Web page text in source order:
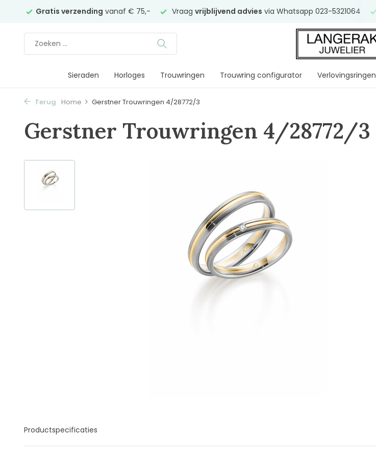
Gratis verzending vanaf € 75,- Vraag vrijblijvend advies via Whatsapp 023-5321064
Sieraden Horloges Trouwringen Trouwring configurator Verlovingsringen
Terug Home Gerstner Trouwringen 4/28772/3
Gerstner Trouwringen 4/28772/3
Productspecificaties